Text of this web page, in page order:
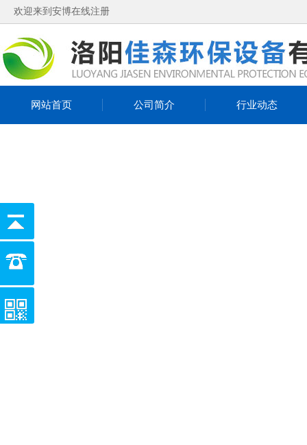
欢迎来到安博在线注册
网站首页 公司简介 行业动态